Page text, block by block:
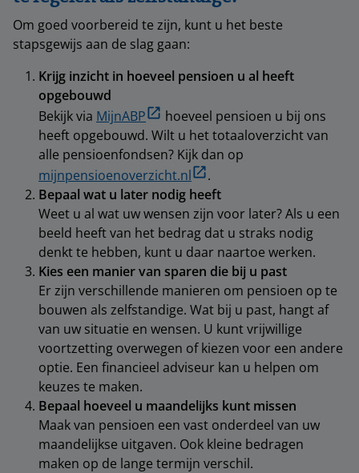
Om goed voorbereid te zijn, kunt u het beste
stapsgewijs aan de slag gaan:
Krijg inzicht in hoeveel pensioen u al heeft
opgebouwd
Bekijk via MijnABP
hoeveel pensioen u bij ons
heeft opgebouwd. Wilt u het totaaloverzicht van
alle pensioenfondsen? Kijk dan op
mijnpensioenoverzicht.nl
.
Bepaal wat u later nodig heeft
Weet u al wat uw wensen zijn voor later? Als u een
beeld heeft van het bedrag dat u straks nodig
denkt te hebben, kunt u daar naartoe werken.
Kies een manier van sparen die bij u past
Er zijn verschillende manieren om pensioen op te
bouwen als zelfstandige. Wat bij u past, hangt af
van uw situatie en wensen. U kunt vrijwillige
voortzetting overwegen of kiezen voor een andere
optie. Een financieel adviseur kan u helpen om
keuzes te maken.
Bepaal hoeveel u maandelijks kunt missen
Maak van pensioen een vast onderdeel van uw
maandelijkse uitgaven. Ook kleine bedragen
maken op de lange termijn verschil.